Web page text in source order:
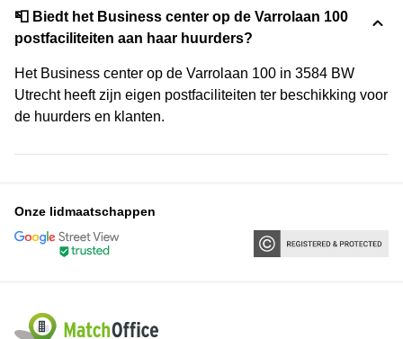
📮 Biedt het Business center op de Varrolaan 100
postfaciliteiten aan haar huurders?
Het Business center op de Varrolaan 100 in 3584 BW
Utrecht heeft zijn eigen postfaciliteiten ter beschikking voor
de huurders en klanten.
Onze lidmaatschappen